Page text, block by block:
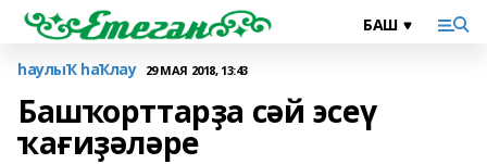
һаулыҠ һаҠлау 29 МАЯ 2018, 13:43
Башҡорттарҙа сәй эсеү
ҡағиҙәләре